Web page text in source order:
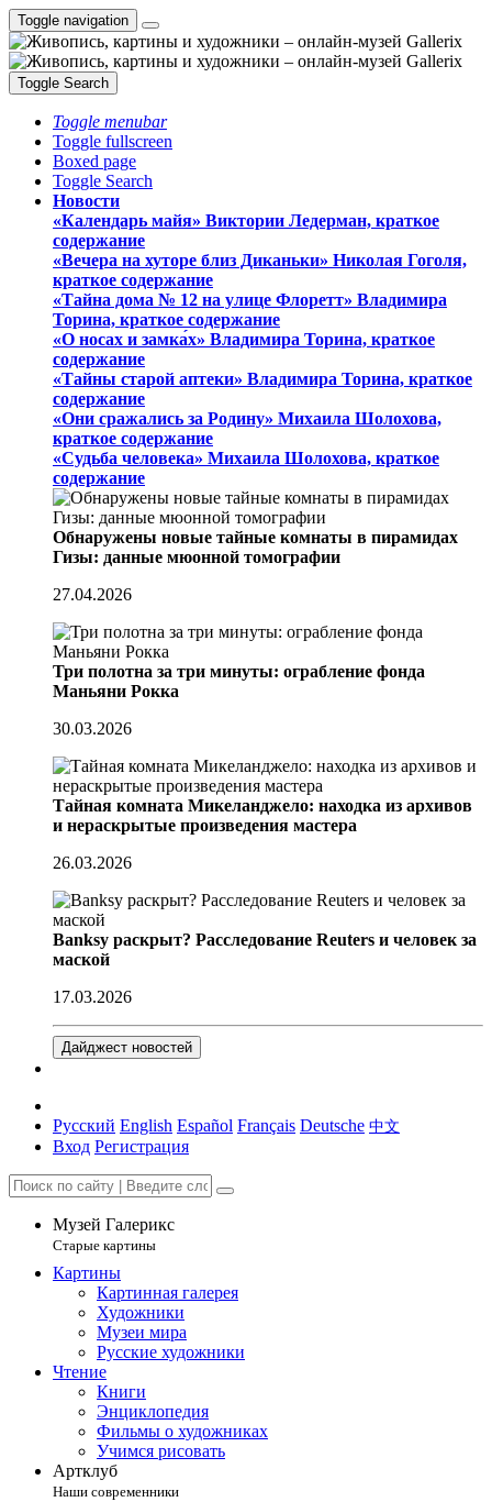
Toggle navigation
Toggle Search
Toggle menubar
Toggle fullscreen
Boxed page
Toggle Search
Новости
«Календарь майя» Виктории Ледерман, краткое
содержание
«Вечера на хуторе близ Диканьки» Николая Гоголя,
краткое содержание
«Тайна дома № 12 на улице Флоретт» Владимира
Торина, краткое содержание
«О носах и замка́х» Владимира Торина, краткое
содержание
«Тайны старой аптеки» Владимира Торина, краткое
содержание
«Они сражались за Родину» Михаила Шолохова,
краткое содержание
«Судьба человека» Михаила Шолохова, краткое
содержание
Обнаружены новые тайные комнаты в пирамидах
Гизы: данные мюонной томографии
27.04.2026
Три полотна за три минуты: ограбление фонда
Маньяни Рокка
30.03.2026
Тайная комната Микеланджело: находка из архивов
и нераскрытые произведения мастера
26.03.2026
Banksy раскрыт? Расследование Reuters и человек за
маской
17.03.2026
Дайджест новостей
Русский English Español Français Deutsche 中文
Вход Регистрация
Музей Галерикс
Старые картины
Картины
Картинная галерея
Художники
Музеи мира
Русские художники
Чтение
Книги
Энциклопедия
Фильмы о художниках
Учимся рисовать
Артклуб
Наши современники